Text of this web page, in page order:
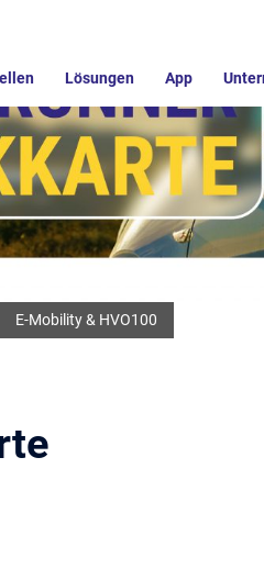
Lösungen App
E-Mobility & HVO100